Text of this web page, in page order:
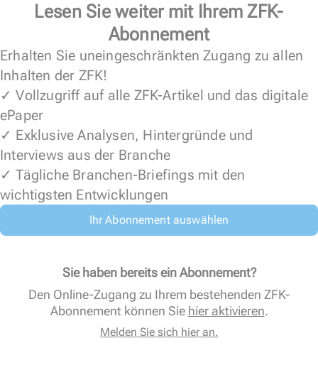
Lesen Sie weiter mit Ihrem ZFK-
Abonnement
Erhalten Sie uneingeschränkten Zugang zu allen
Inhalten der ZFK!
✓ Vollzugriff auf alle ZFK-Artikel und das digitale
ePaper
✓ Exklusive Analysen, Hintergründe und
Interviews aus der Branche
✓ Tägliche Branchen-Briefings mit den
wichtigsten Entwicklungen
Ihr Abonnement auswählen
Sie haben bereits ein Abonnement?
Den Online-Zugang zu Ihrem bestehenden ZFK-
Abonnement können Sie hier aktivieren.
Melden Sie sich hier an.